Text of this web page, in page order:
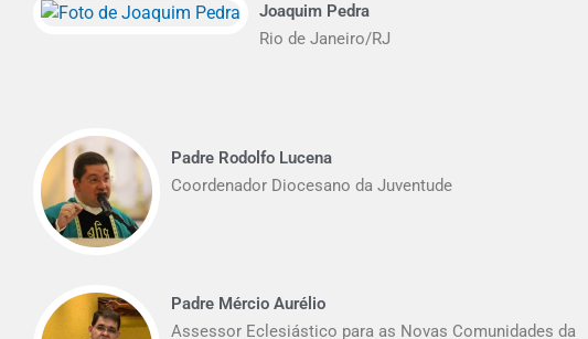
Joaquim Pedra
Rio de Janeiro/RJ
Padre Rodolfo Lucena
Coordenador Diocesano da Juventude
Padre Mércio Aurélio
Assessor Eclesiástico para as Novas Comunidades da